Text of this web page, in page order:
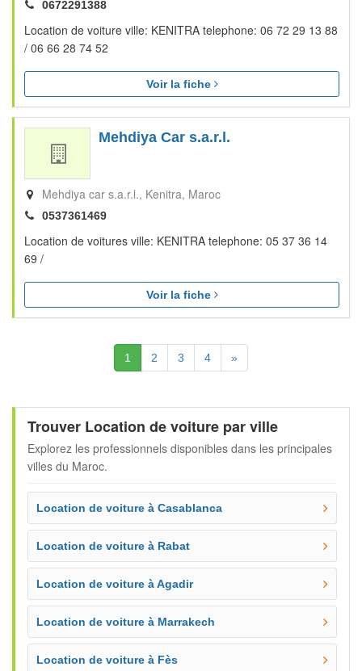
0672291388
Location de voiture ville: KENITRA telephone: 06 72 29 13 88
/ 06 66 28 74 52
Voir la fiche
Mehdiya Car s.a.r.l.
Mehdiya car s.a.r.l. Kenitra Maroc
0537361469
Location de voitures ville: KENITRA telephone: 05 37 36 14
69 /
Voir la fiche
1 (Actuelle)
2 3 4 »Suivante
Trouver Location de voiture par ville
Explorez les professionnels disponibles dans les principales
villes du Maroc.
Location de voiture à Casablanca
Location de voiture à Rabat
Location de voiture à Agadir
Location de voiture à Marrakech
Location de voiture à Fès